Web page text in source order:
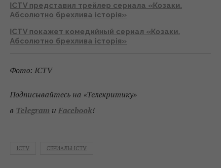
ICTV представил трейлер сериала «Козаки.
Абсолютно брехлива історія»
ICTV покажет комедийный сериал «Козаки.
Абсолютно брехлива історія»
Фото: ICTV
Подписывайтесь на «Телекритику»
в Telegram и Facebook!
ICTV СЕРИАЛЫ ICTV